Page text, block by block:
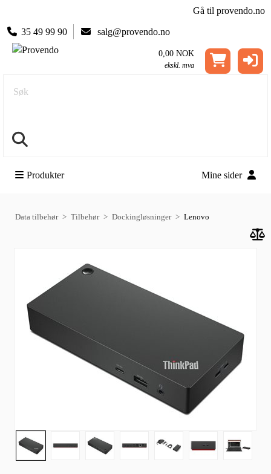
Gå til provendo.no
35 49 99 90 salg@provendo.no
0,00 NOK
ekskl. mva
Søk
Produkter Mine sider
Data tilbehør Tilbehør Dockingløsninger Lenovo